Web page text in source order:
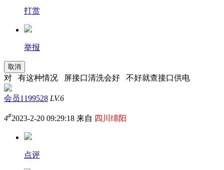
打赏
举报
取消
对 有这种情况 屏接口清洗会好 不好就查接口供电
会员1199528 LV.6
4#2023-2-20 09:29:18 来自 四川绵阳
点评